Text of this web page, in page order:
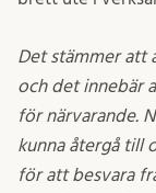
Det stämmer att
och det innebär
för närvarande.
kunna återgå till
för att besvara